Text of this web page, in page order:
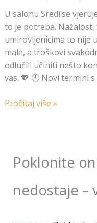
U salonu Sredi.se
to je potreba.
umirovljenicima to nije
male, a troškovi
odlučili učiniti nešto
vas. 💖 🕘 Novi termini
Pročitaj više »
Poklonite
nedostaje –